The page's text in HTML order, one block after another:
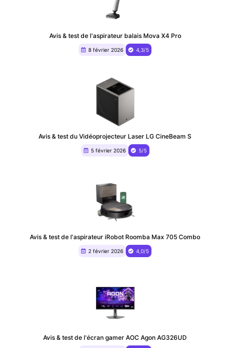
Avis & test de l'aspirateur balais Mova X4 Pro
8 février 2026 4,3/5
Avis & test du ‎Vidéoprojecteur Laser LG CineBeam S
5 février 2026 5/5
Avis & test de l'aspirateur iRobot Roomba Max 705 Combo
2 février 2026 4,0/5
Avis & test de l'écran gamer AOC Agon AG326UD